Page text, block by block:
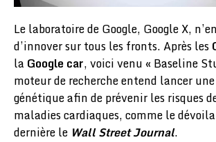
Le laboratoire de Google, Google X,
d’innover sur tous les fronts. Après les
la Google car, voici venu « Baseline
moteur de recherche entend lancer
génétique afin de prévenir les risques
maladies cardiaques, comme le
dernière le Wall Street Journal.